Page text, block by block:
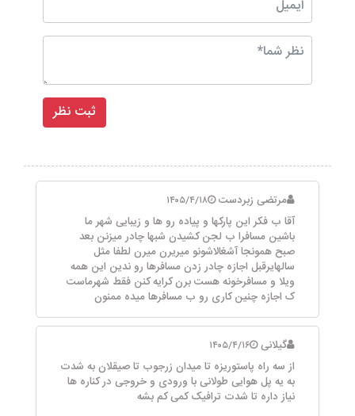
مرتضی زبردست ۱۴۰۵/۴/۱۸
آقا ب فکر این پارکها و پیاده رو ها و زیبایی شهر ما
باشین مسافرا ب لجن کشیدن شبها چادر میزنن بعد
صبح همونجا آشغالاشونو میریرن میرن لطفا مثل
سالهایرقبل اجازه چادر زدن مسافرها رو ندین این همه
ویلا و مسافرخونه هست برن کرایه کنن فقط شهرماست
ک اجازه چنین کاری رو ب مسافرها میده ممنون
گیلانی ۱۴۰۵/۴/۱۶
از سه راه پاستوریزه تا میدان زرجوب تا صیقلان به شدت
به یه پل هوایی طولانی با ورودی و خروجی در کناره ها
نیاز داره تا شدت ترافیک کمی کم بشه